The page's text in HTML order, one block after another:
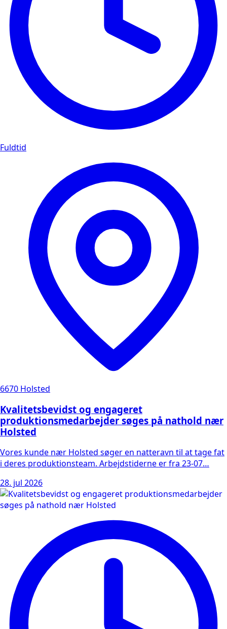
Fuldtid
6670 Holsted
Kvalitetsbevidst og engageret
produktionsmedarbejder søges på nathold nær
Holsted
Vores kunde nær Holsted søger en natteravn til at tage fat
i deres produktionsteam. Arbejdstiderne er fra 23-07…
28. jul 2026